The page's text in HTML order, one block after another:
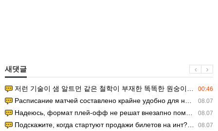
새댓글
00:46
저런 기술이 샘 알트먼 같은 철학이 부재한 똑똑한 원숭이에게 있다는게 문제.
08.07
Расписание матчей составлено крайне удобно для нашего часово…
08.07
Надеюсь, формат плей-офф не решат внезапно поменять. https:/…
08.07
Подскажите, когда стартуют продажи билетов на инт? https://g…